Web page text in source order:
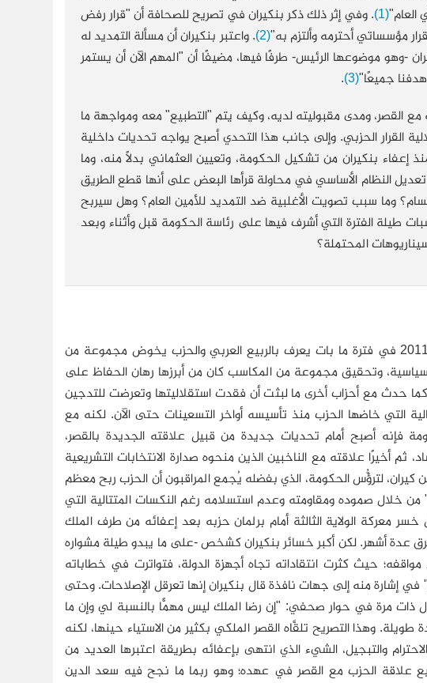
العام"(1)
. وفي إثر ذلك ذكر بنكيران في تصريح للصحافة أن "قرار رفض
(2)
. واعتبر بنكيران أن مسألة التمديد له
-وهو موضوعها الرئيس- طرفًا فيها، مضيفًا أن "المهم الآن أن يستمر
جميعًا"(3)
.
مع القصر، ومدى مقبوليته لديه، وكيف يتم "التطبيع" معه ومواجهة ما
القرار الحزبي. وإلى جانب هذا التحدي أصبح يواجه تحديات داخلية
بنكيران من تشكيل الحكومة، وتعيين العثماني بدلًا منه، وما
النظام الأساسي في محاولة قرأها البعض على أنها قطع الطريق
وما سبب تصويت الأغلبية ضد التمديد للأمين العام؟ وهل سيربح
طيلة الفترة التي أشرف فيها على رئاسة الحكومة قبل وأثناء وبعد
المحتملة؟
منذ انتقال حزب العدالة والتنمية من المعارضة إلى الحكومة عام 2011 في فترة ما بات يعرف بالربيع العربي والحزب يخوض مجموعة من
وتحقيق مجموعة من المكاسب كان من أبرزها رهان الحفاظ على
كما حدث مع أحزاب أخرى ما لبثت أن فقدت استقلاليتها وتعرضت للتدجين
التي خاضها الحزب منذ تأسيسه أواخر التسعينات حتى الآن. لكنه مع
فإنه أصبح أمام تحديات جديدة من قبيل علاقته الجديدة بالقصر،
ثم أخيرًا علاقته مع الناخبين الذين منحوه صدارة الانتخابات التشريعية
كيران، لترؤُّس الحكومة، الذي بفضله يُجمع المراقبون أن الحزب ربح معظم
من خلال صموده ومقاومته وعدم استسلامه رغم النكسات المتتالية التي
معركة الولاية الثالثة أمام برلمان حزبه بعد إعفائه من طرف الملك
عدة أشهر. لكن أكبر خسائر بنكيران كشخص -على ما يبدو طيلة مشواره
حيث كثرت انتقاداته تجاه أجهزة الدولة، فتواترت في خطاباته
إشارة منه إلى جهات نافذة قال بنكيران إنها تعرقل الإصلاحات. وحتى
ذات مرة في حوار صحفي: "إن رضا الملك ليس مهمًّا بالنسبة لي وإن ما
وهذا التصريح تلقَّاه القصر الملكي بكثير من الاستياء حينها، لكنه
والتبجيل، الشيء الذي انتهى بإعفائه بطريقة اعتبرها العديد من
علاقة الحزب مع القصر في عهده؛ وهو ربما ما نجح فيه سعد الدين